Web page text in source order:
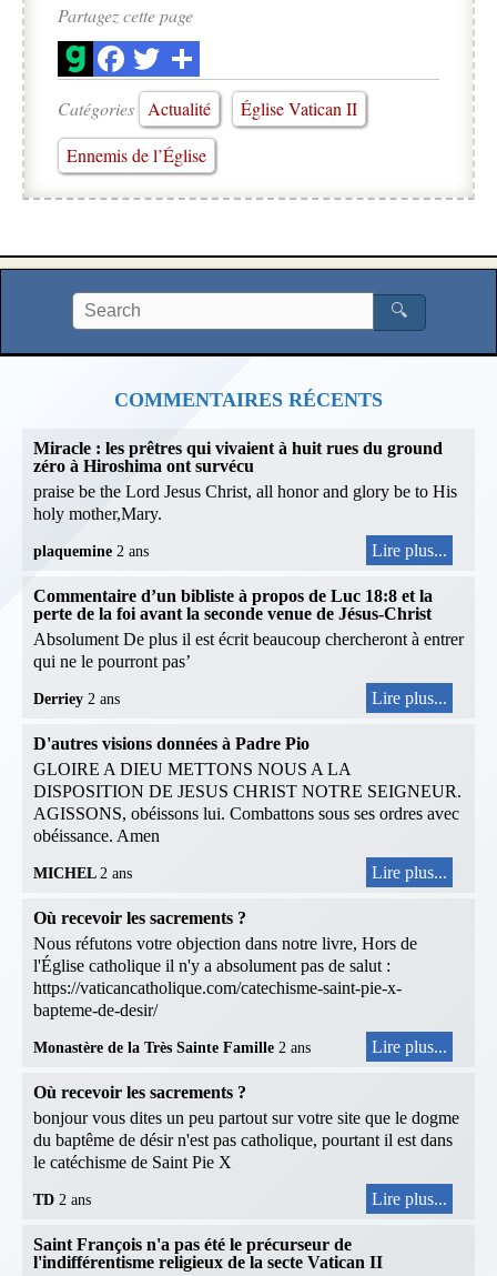
Partagez cette page
Catégories Actualité
Église Vatican II
Ennemis de l’Église
🔍
COMMENTAIRES RÉCENTS
Miracle : les prêtres qui vivaient à huit rues du ground
zéro à Hiroshima ont survécu
praise be the Lord Jesus Christ, all honor and glory be to His
holy mother,Mary.
plaquemine 2 ans Lire plus...
Commentaire d’un bibliste à propos de Luc 18:8 et la
perte de la foi avant la seconde venue de Jésus-Christ
Absolument De plus il est écrit beaucoup chercheront à entrer
qui ne le pourront pas’
Derriey 2 ans Lire plus...
D'autres visions données à Padre Pio
GLOIRE A DIEU METTONS NOUS A LA
DISPOSITION DE JESUS CHRIST NOTRE SEIGNEUR.
AGISSONS, obéissons lui. Combattons sous ses ordres avec
obéissance. Amen
MICHEL 2 ans Lire plus...
Où recevoir les sacrements ?
Nous réfutons votre objection dans notre livre, Hors de
l'Église catholique il n'y a absolument pas de salut :
https://vaticancatholique.com/catechisme-saint-pie-x-
bapteme-de-desir/
Monastère de la Très Sainte Famille 2 ans Lire plus...
Où recevoir les sacrements ?
bonjour vous dites un peu partout sur votre site que le dogme
du baptême de désir n'est pas catholique, pourtant il est dans
le catéchisme de Saint Pie X
TD 2 ans Lire plus...
Saint François n'a pas été le précurseur de
l'indifférentisme religieux de la secte Vatican II